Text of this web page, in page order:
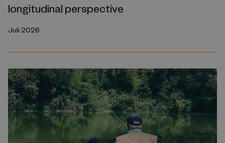
longitudinal perspective
Juli 2026